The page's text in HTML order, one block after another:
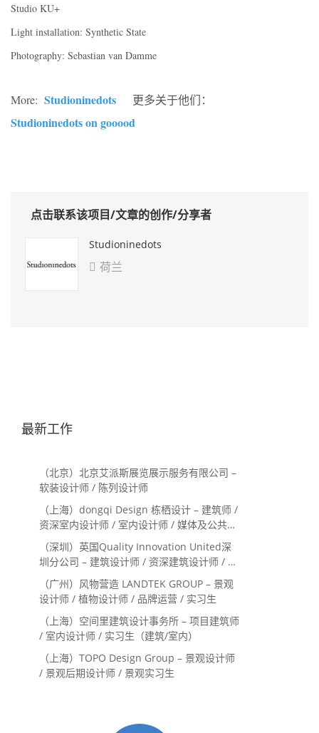
Studio KU+
Light installation: Synthetic State
Photography: Sebastian van Damme
More: Studioninedots 更多关于他们：
Studioninedots on gooood
点击联系该项目/文章的创作/分享者
Studioninedots
 荷兰
最新工作
（北京）北京艾派斯展览展示服务有限公司 –
软装设计师 / 陈列设计师
（上海）dongqi Design 栋栖设计 – 建筑师 /
资深室内设计师 / 室内设计师 / 媒体及公共关
系主管 / 设计实习生（常年招聘）
（深圳）英国Quality Innovation United深
圳分公司 – 建筑设计师 / 资深建筑设计师 / 室
内设计师 / 设计实习生
（广州）风物营造 LANDTEK GROUP – 景观
设计师 / 植物设计师 / 品牌运营 / 实习生
（上海）空间里建筑设计事务所 – 项目建筑师
/ 室内设计师 / 实习生（建筑/室内）
（上海）TOPO Design Group – 景观设计师
/ 景观后期设计师 / 景观实习生